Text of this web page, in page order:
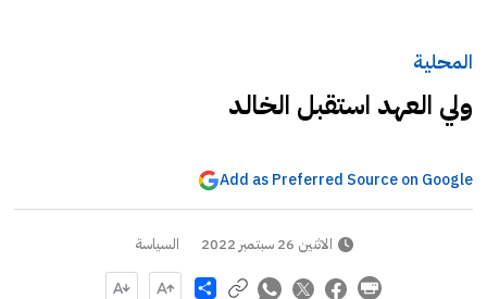
المحلية
ولي العهد استقبل الخالد
Add as Preferred Source on Google
الاثنين 26 سبتمبر 2022 السياسة
Share